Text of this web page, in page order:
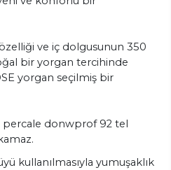
ve iç dolgusunun 350
bir yorgan tercihinde
yorgan seçilmiş bir
percale donwprof 92 tel
kullanılmasıyla yumuşaklık